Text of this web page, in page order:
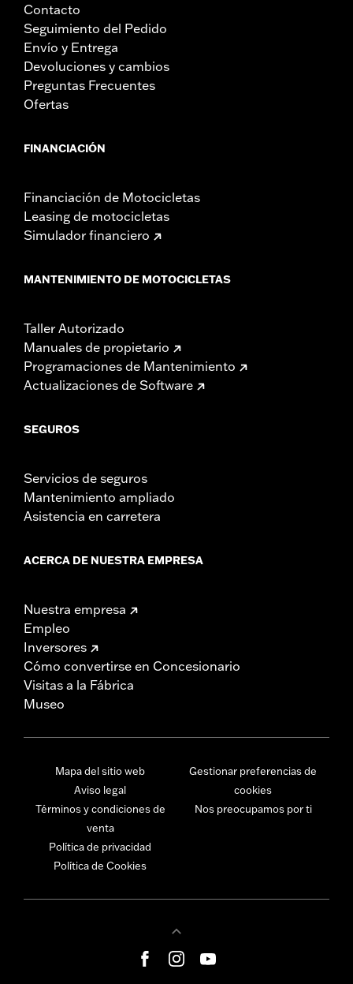
Contacto
Seguimiento del Pedido
Envío y Entrega
Devoluciones y cambios
Preguntas Frecuentes
Ofertas
FINANCIACIÓN
Financiación de Motocicletas
Leasing de motocicletas
Simulador financiero
MANTENIMIENTO DE MOTOCICLETAS
Taller Autorizado
Manuales de propietario
Programaciones de Mantenimiento
Actualizaciones de Software
SEGUROS
Servicios de seguros
Mantenimiento ampliado
Asistencia en carretera
ACERCA DE NUESTRA EMPRESA
Nuestra empresa
Empleo
Inversores
Cómo convertirse en Concesionario
Visitas a la Fábrica
Museo
Mapa del sitio web
Aviso legal
Términos y condiciones de
venta
Política de privacidad
Política de Cookies
Gestionar preferencias de
cookies
Nos preocupamos por ti